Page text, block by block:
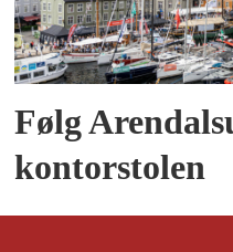
Følg
kontorstolen